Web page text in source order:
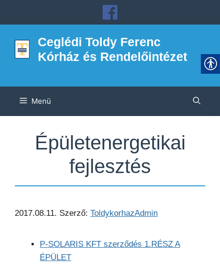
Ceglédi Toldy Ferenc
Kórház és Rendelőintézet
Menü
Épületenergetikai
fejlesztés
2017.08.11. Szerző: ToldykorhazAdmin
P-SOLARIS KFT szerződés 1.RÉSZ A
ÉPÜLET